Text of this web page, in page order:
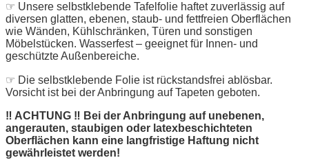
☞ Unsere selbstklebende Tafelfolie haftet zuverlässig auf
diversen glatten, ebenen, staub- und fettfreien Oberflächen
wie Wänden, Kühlschränken, Türen und sonstigen
Möbelstücken. Wasserfest – geeignet für Innen- und
geschützte Außenbereiche.
☞ Die selbstklebende Folie ist rückstandsfrei ablösbar.
Vorsicht ist bei der Anbringung auf Tapeten geboten.
‼ ACHTUNG ‼ Bei der Anbringung auf unebenen,
angerauten, staubigen oder latexbeschichteten
Oberflächen kann eine langfristige Haftung nicht
gewährleistet werden!